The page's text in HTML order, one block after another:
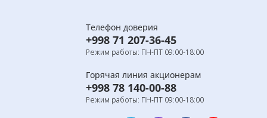
Телефон доверия
+998 71 207-36-45
Режим работы: ПН-ПТ 09:00-18:00
Горячая линия акционерам
+998 78 140-00-88
Режим работы: ПН-ПТ 09:00-18:00